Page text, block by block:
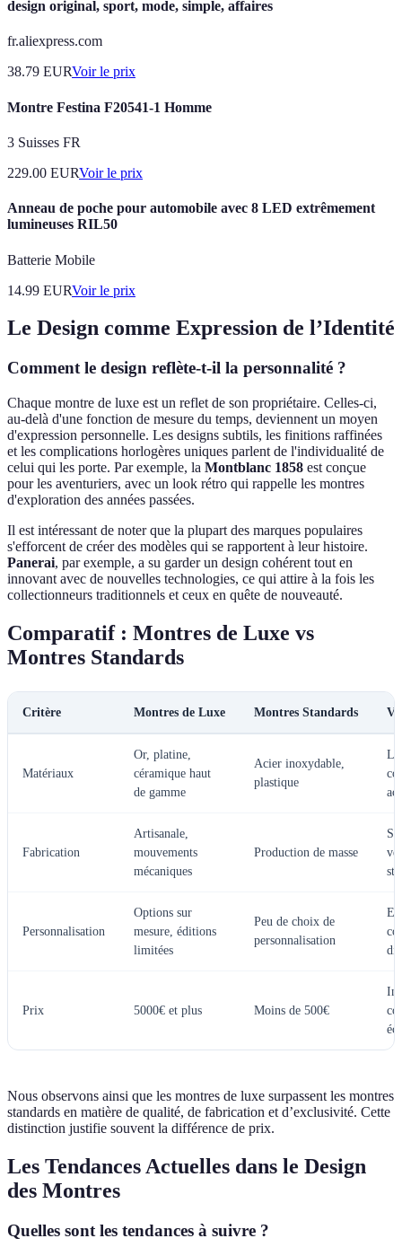
design original, sport, mode, simple, affaires
fr.aliexpress.com
38.79 EURVoir le prix
Montre Festina F20541-1 Homme
3 Suisses FR
229.00 EURVoir le prix
Anneau de poche pour automobile avec 8 LED extrêmement
lumineuses RIL50
Batterie Mobile
14.99 EURVoir le prix
Le Design comme Expression de l’Identité
Comment le design reflète-t-il la personnalité ?
Chaque montre de luxe est un reflet de son propriétaire. Celles-ci,
au-delà d'une fonction de mesure du temps, deviennent un moyen
d'expression personnelle. Les designs subtils, les finitions raffinées
et les complications horlogères uniques parlent de l'individualité de
celui qui les porte. Par exemple, la Montblanc 1858 est conçue
pour les aventuriers, avec un look rétro qui rappelle les montres
d'exploration des années passées.
Il est intéressant de noter que la plupart des marques populaires
s'efforcent de créer des modèles qui se rapportent à leur histoire.
Panerai, par exemple, a su garder un design cohérent tout en
innovant avec de nouvelles technologies, ce qui attire à la fois les
collectionneurs traditionnels et ceux en quête de nouveauté.
Comparatif : Montres de Luxe vs
Montres Standards
Critère Montres de Luxe Montres Standards
Matériaux
Or, platine,
céramique haut
de gamme
Acier inoxydable,
plastique
Fabrication
Artisanale,
mouvements
mécaniques
Production de masse
Personnalisation
Options sur
mesure, éditions
limitées
Peu de choix de
personnalisation
Prix 5000€ et plus Moins de 500€
Nous observons ainsi que les montres de luxe surpassent les montres
standards en matière de qualité, de fabrication et d’exclusivité. Cette
distinction justifie souvent la différence de prix.
Les Tendances Actuelles dans le Design
des Montres
Quelles sont les tendances à suivre ?